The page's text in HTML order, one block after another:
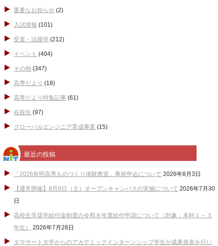
重要なお知らせ (2)
入試情報 (101)
受賞・活躍等 (212)
イベント (404)
その他 (347)
高専だより (18)
高専だより特集記事 (61)
在校生 (97)
グローバルエンジニア育成事業 (15)
最近の投稿
「2026有明高専ものづくり体験教室」事前申込について 2026年8月3日
【通常開催】8月8日（土）オープンキャンパスの実施について 2026年7月30
日
高校生等奨学給付金制度の令和８年度給付申請について（対象：本科１～３
年生）
2026年7月28日
タマサート大学からのアカデミックインターンシップ学生が成果発表を行い